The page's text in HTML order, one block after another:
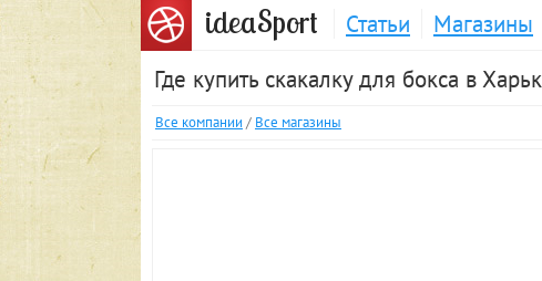
ideaSport Статьи Магазины
Где купить скакалку для бокса в
Все компании / Все магазины